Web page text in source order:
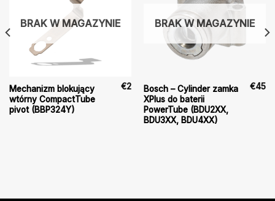
BRAK W MAGAZYNIE
Mechanizm blokujący
wtórny CompactTube
pivot (BBP324Y)
€2
BRAK W MAGAZYNIE
Bosch – Cylinder zamka
XPlus do baterii
PowerTube (BDU2XX,
BDU3XX, BDU4XX)
€45